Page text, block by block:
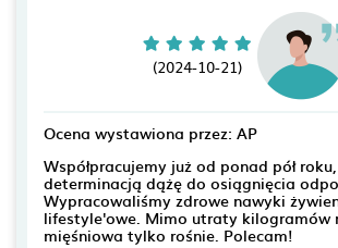
(2024-10-21)
Ocena wystawiona przez: AP
Współpracujemy już od ponad pół
determinacją dążę do osiągnięcia
Wypracowaliśmy zdrowe nawyki
lifestyle'owe. Mimo utraty kilogramów
mięśniowa tylko rośnie. Polecam!